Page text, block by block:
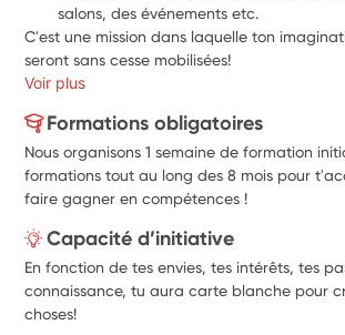
salons, des événements etc.
C'est une mission dans laquelle ton
seront sans cesse mobilisées!
Voir plus
Formations obligatoires
Nous organisons 1 semaine de formation
formations tout au long des 8 mois pour
faire gagner en compétences !
Capacité d’initiative
En fonction de tes envies, tes intérêts, tes
connaissance, tu aura carte blanche pour
choses!